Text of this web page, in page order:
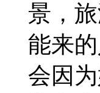
景，
能来
会因